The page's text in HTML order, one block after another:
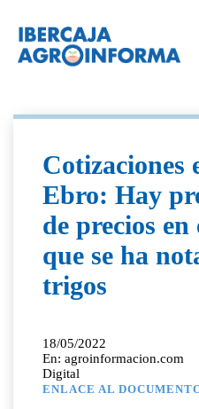
Cotizaciones
Ebro: Hay
de precios en
que se ha
trigos
18/05/2022
En: agroinformacion.com
Digital
ENLACE AL